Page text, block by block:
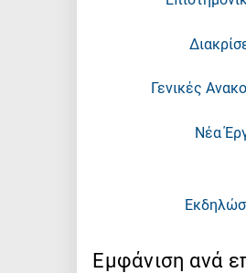
Γενικές
Νέα
Εμφάνιση ανά